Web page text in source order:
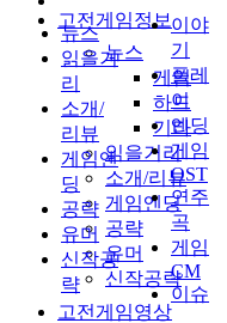
고전게임정보
뉴스
게임
하드
기타
읽을거리
소개/리뷰
게임엔딩
공략
유머
신작공략
고전게임영상
뉴스
읽을거
리
소개/
리뷰
게임엔
딩
공략
유머
신작공
략
이야
기
플레
이
엔딩
게임
OST
연주
곡
게임
CM
이슈